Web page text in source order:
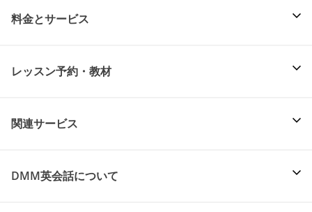
料金とサービス
レッスン予約・教材
関連サービス
DMM英会話について